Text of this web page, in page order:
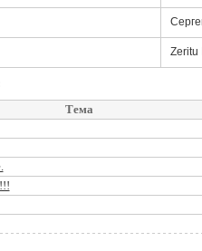
Zeritu
Тема